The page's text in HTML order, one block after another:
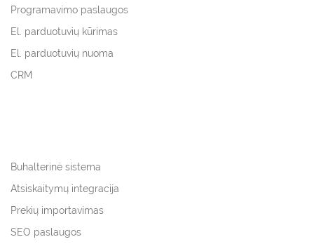
Programavimo paslaugos
El. parduotuvių kūrimas
El. parduotuvių nuoma
CRM
Buhalterinė sistema
Atsiskaitymų integracija
Prekių importavimas
SEO paslaugos